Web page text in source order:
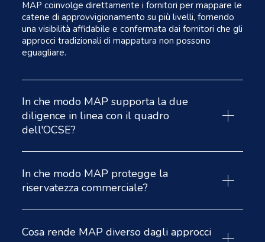
MAP coinvolge direttamente i fornitori per mappare le
catene di approvvigionamento su più livelli, fornendo
una visibilità affidabile e confermata dai fornitori che gli
approcci tradizionali di mappatura non possono
eguagliare.
In che modo MAP supporta la due
diligence in linea con il quadro
dell'OCSE?
di identificare e valutare i rischi con dati affidabili. MAP
offre la visibilità delle strutture di filiera, verificate
tramite i fornitori, che crea una base comprovata per
In che modo MAP protegge la
riservatezza commerciale?
permettendo ai fornitori di rivelare le strutture della
loro filiera senza esporre relazioni commerciali sensibili.
Cosa rende MAP diverso dagli approcci